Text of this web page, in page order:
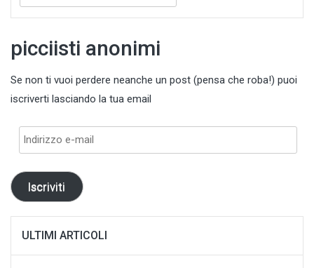
picciisti anonimi
Se non ti vuoi perdere neanche un post (pensa che roba!) puoi
iscriverti lasciando la tua email
Indirizzo
Iscriviti
ULTIMI ARTICOLI